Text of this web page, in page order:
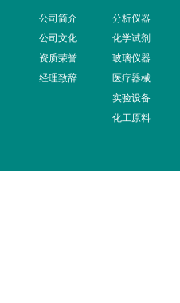
公司简介
公司文化
资质荣誉
经理致辞
分析仪器
化学试剂
玻璃仪器
医疗器械
实验设备
化工原料